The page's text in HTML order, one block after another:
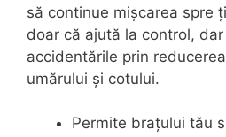
să continue mișcarea spre
doar că ajută la control,
accidentările prin
umărului și cotului.
Permite brațului tău